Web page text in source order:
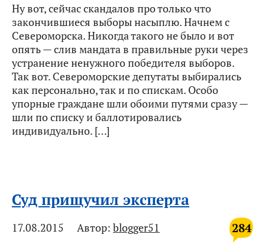
Ну вот, сейчас скандалов про только что
закончившиеся выборы насыплю. Начнем с
Североморска. Никогда такого не было и вот
опять — слив мандата в правильные руки через
устранение ненужного победителя выборов.
Так вот. Североморские депутаты выбирались
как персонально, так и по спискам. Особо
упорные граждане шли обоими путями сразу —
шли по списку и баллотировались
индивидуально. […]
Суд прищучил эксперта
284
17.08.2015 Автор: blogger51